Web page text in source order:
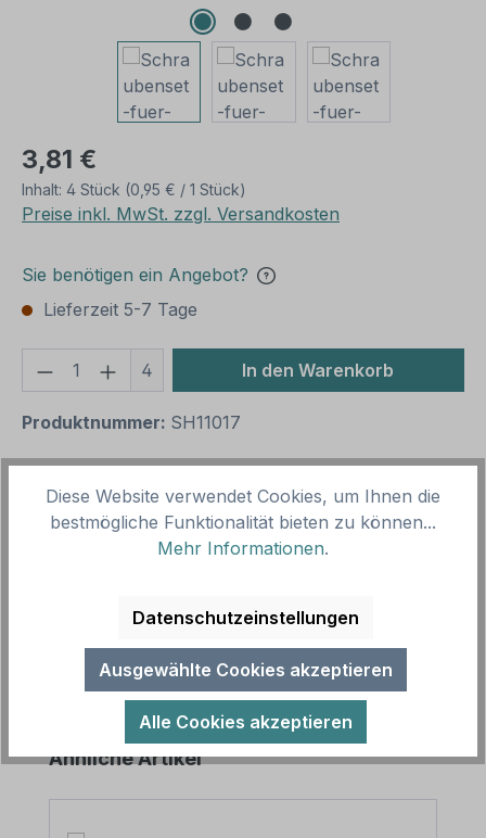
3,81 €
Inhalt: 4 Stück (0,95 € / 1 Stück)
Preise inkl. MwSt. zzgl. Versandkosten
Sie benötigen ein Angebot?
Lieferzeit 5-7 Tage
Produkt Anzahl: Gib den
4 In den Warenkorb
Produktnummer: SH11017
Beschreibung
Schraubenset zur Wandbefestigung eines Schildes.
Merkmale dieses Schraubensets zur Schilder-
Produktgalerie überspringen
Ähnliche Artikel
Diese Website verwendet Cookies, um Ihnen die
bestmögliche Funktionalität bieten zu können...
Mehr Informationen.
Datenschutzeinstellungen
Ausgewählte Cookies akzeptieren
Alle Cookies akzeptieren